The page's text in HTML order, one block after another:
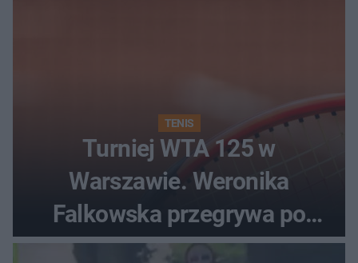
TENIS
Turniej WTA 125 w
Warszawie. Weronika
Falkowska przegrywa po
zaciętym boju